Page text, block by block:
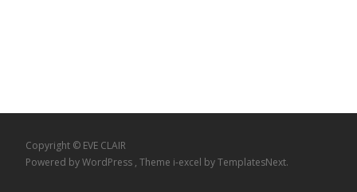
Copyright © EVE CLAIR
Powered by WordPress , Theme i-excel by TemplatesNext.